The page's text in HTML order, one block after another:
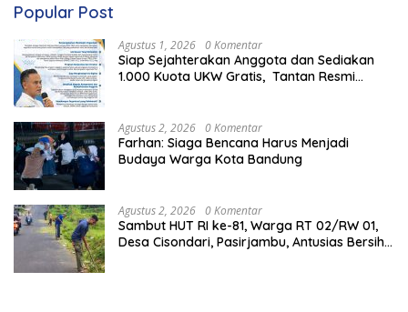
Popular Post
Agustus 1, 2026 0 Komentar
Siap Sejahterakan Anggota dan Sediakan
1.000 Kuota UKW Gratis, Tantan Resmi
Agustus 2, 2026 0 Komentar
Farhan: Siaga Bencana Harus Menjadi
Budaya Warga Kota Bandung
Agustus 2, 2026 0 Komentar
Sambut HUT RI ke-81, Warga RT 02/RW 01,
Desa Cisondari, Pasirjambu, Antusias Bersih-